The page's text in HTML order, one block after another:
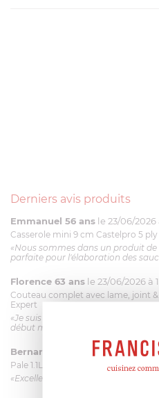
Derniers avis produits
Emmanuel 56 ans le 23/06/2026
Casserole mini 9 cm Castelpro 5
«Nous sommes dans un produit
parfaite pour l'élaboration des
Florence 63 ans le 23/06/2026 à
Couteau complet avec lame, joint
Expert
«Je suis satisfaite du couteau
début mais ça le fait. La livraison a
Bernard le 23/06/2026 à 09:43
Pale 1.1L pour Glacier Magimix 11031/
«Excellent: produit et livraison»